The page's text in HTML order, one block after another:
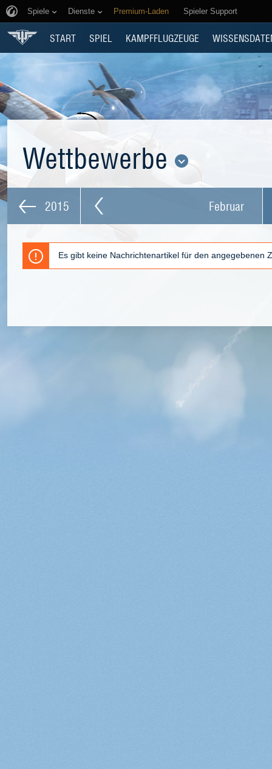
Spiele Dienste Premium-Laden Spieler Support
START SPIEL KAMPFFLUGZEUGE
Wettbewerbe
2015 Februar
Es gibt keine Nachrichtenartikel für den angegebenen